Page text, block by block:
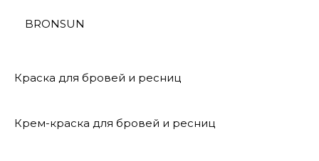
BRONSUN
Краска для бровей и ресниц
Крем-краска для бровей и ресниц